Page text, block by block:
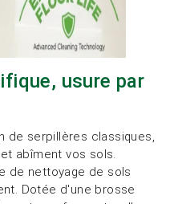
usure par
de serpillères classiques,
abîment vos sols.
de nettoyage de sols
Dotée d'une brosse